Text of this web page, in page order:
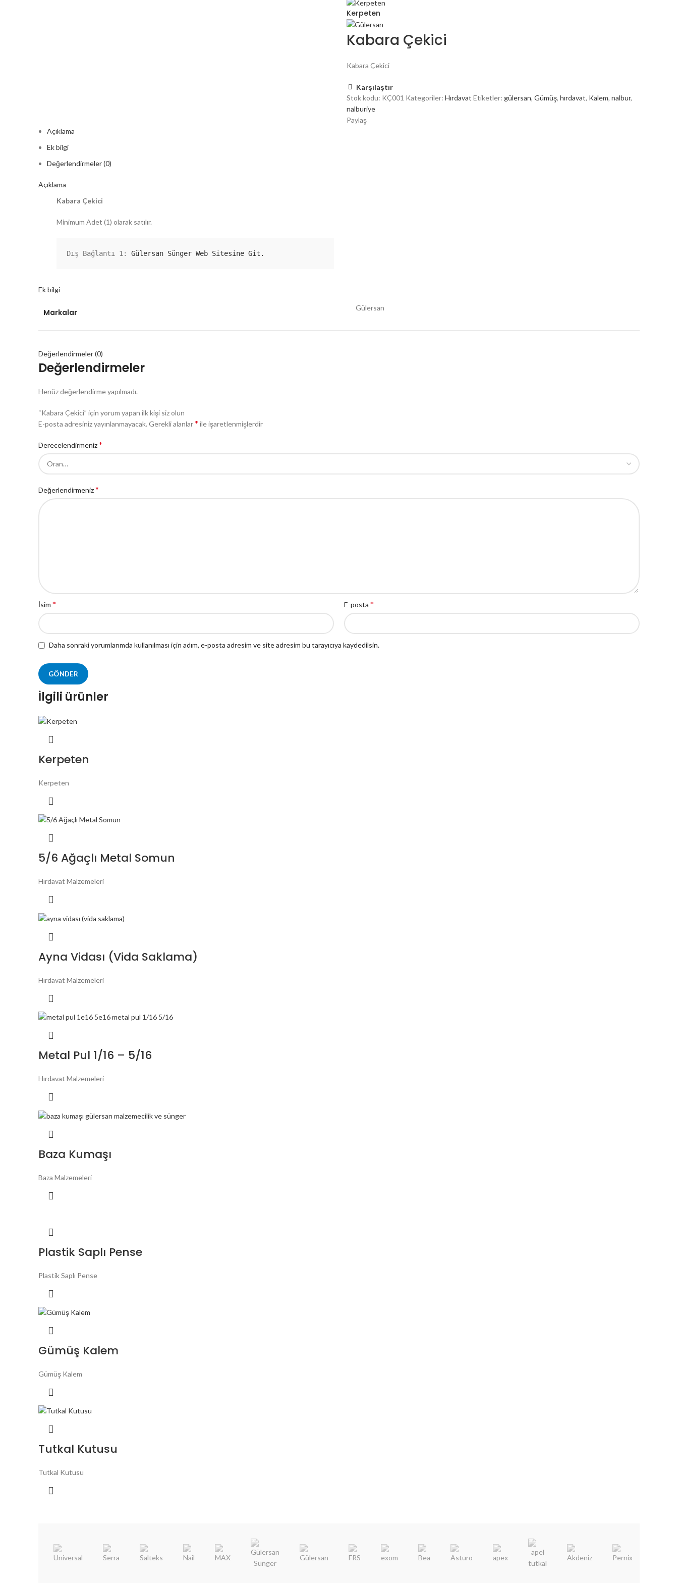
Kerpeten
Kabara Çekici
Kabara Çekici
Karşılaştır
Stok kodu: KÇ001 Kategoriler: Hırdavat Etiketler: gülersan, Gümüş, hırdavat, Kalem, nalbur,
nalburiye
Paylaş
Açıklama
Ek bilgi
Değerlendirmeler (0)
Açıklama
Kabara Çekici
Minimum Adet (1) olarak satılır.
Dış Bağlantı 1: Gülersan Sünger Web Sitesine Git.
Ek bilgi
Markalar Gülersan
Değerlendirmeler (0)
Değerlendirmeler
Henüz değerlendirme yapılmadı.
“Kabara Çekici” için yorum yapan ilk kişi siz olun
E-posta adresiniz yayınlanmayacak. Gerekli alanlar* ile işaretlenmişlerdir
Derecelendirmeniz*
Değerlendirmeniz*
İsim * E-posta *
Daha sonraki yorumlarımda kullanılması için adım, e-posta adresim ve site adresim bu tarayıcıya kaydedilsin.
İlgili ürünler
Kerpeten
Kerpeten
5/6 Ağaçlı Metal Somun
Hırdavat Malzemeleri
Ayna Vidası (Vida Saklama)
Hırdavat Malzemeleri
Metal Pul 1/16 – 5/16
Hırdavat Malzemeleri
Baza Kumaşı
Baza Malzemeleri
Plastik Saplı Pense
Plastik Saplı Pense
Gümüş Kalem
Gümüş Kalem
Tutkal Kutusu
Tutkal Kutusu